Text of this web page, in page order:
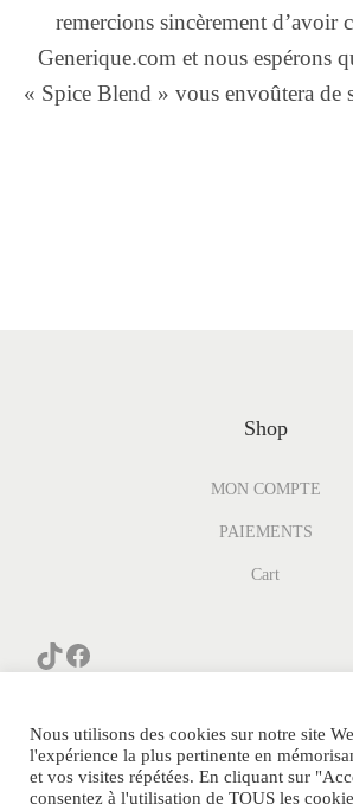
remercions sincèrement d’avoir
Generique.com et nous espérons
« Spice Blend » vous envoûtera de
Shop
MON COMPTE
PAIEMENTS
Cart
Nous utilisons des cookies sur notre site
l'expérience la plus pertinente en
et vos visites répétées. En cliquant sur
consentez à l'utilisation de TOUS les